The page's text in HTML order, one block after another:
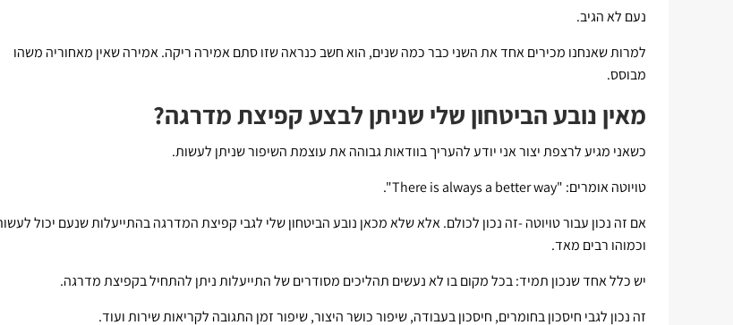
נעם לא הגיב.
למרות שאנחנו מכירים אחד את השני כבר כמה שנים, הוא חשב כנראה שזו סתם אמירה ריקה. אמירה שאין מאחוריה משהו
מבוסס.
מאין נובע הביטחון שלי שניתן לבצע קפיצת מדרגה?
כשאני מגיע לרצפת יצור אני יודע להעריך בוודאות גבוהה את עוצמת השיפור שניתן לעשות.
טויוטה אומרים: "There is always a better way".
אם זה נכון עבור טויוטה -זה נכון לכולם. אלא שלא מכאן נובע הביטחון שלי לגבי קפיצת המדרגה בהתייעלות שנעם יכול
וכמוהו רבים מאד.
יש כלל אחד שנכון תמיד: בכל מקום בו לא נעשים תהליכים מסודרים של התייעלות ניתן להתחיל בקפיצת מדרגה.
זה נכון לגבי חיסכון בחומרים, חיסכון בעבודה, שיפור כושר היצור, שיפור זמן התגובה לקריאות שירות ועוד.